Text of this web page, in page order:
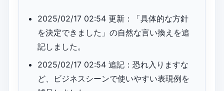
2025/02/17 02:54 更新：「具体的な方針
を決定できました」の自然な言い換えを追
記しました。
2025/02/17 02:54 追記：恐れ入りますな
ど、ビジネスシーンで使いやすい表現例を